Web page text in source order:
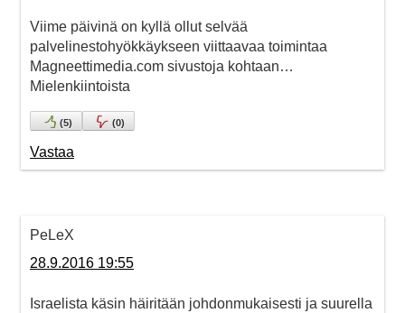
Viime päivinä on kyllä ollut selvää
palvelinestohyökkäykseen viittaavaa toimintaa
Magneettimedia.com sivustoja kohtaan…
Mielenkiintoista
(5) (0)
Vastaa
PeLeX
28.9.2016 19:55
Israelista käsin häiritään johdonmukaisesti ja suurella